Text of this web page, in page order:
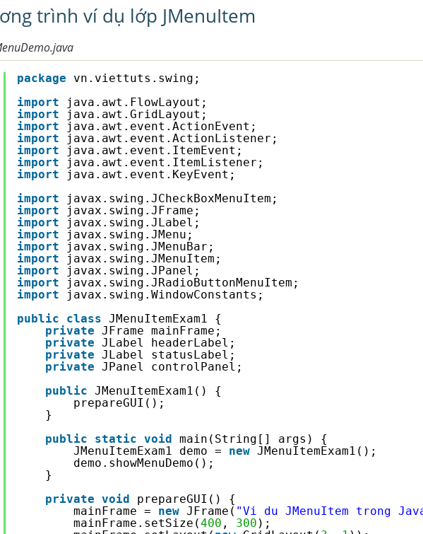
trình ví dụ lớp JMenuItem
package
vn.viettuts.swing;
import
java.awt.FlowLayout;
import
java.awt.GridLayout;
import
java.awt.event.ActionEvent;
import
java.awt.event.ActionListener;
import
java.awt.event.ItemEvent;
import
java.awt.event.ItemListener;
import
java.awt.event.KeyEvent;
import
javax.swing.JCheckBoxMenuItem;
import
javax.swing.JFrame;
import
javax.swing.JLabel;
import
javax.swing.JMenu;
import
javax.swing.JMenuBar;
import
javax.swing.JMenuItem;
import
javax.swing.JPanel;
import
javax.swing.JRadioButtonMenuItem;
import
javax.swing.WindowConstants;
public
class JMenuItemExam1 {
private JFrame mainFrame;
private JLabel headerLabel;
private JLabel statusLabel;
private JPanel controlPanel;
public JMenuItemExam1() {
prepareGUI();
}
public
static void main(String[] args) {
JMenuItemExam1 demo = new JMenuItemExam1();
demo.showMenuDemo();
}
private void
prepareGUI() {
mainFrame = new JFrame( "Vi du JMenuItem trong
mainFrame.setSize(400 , 300 );